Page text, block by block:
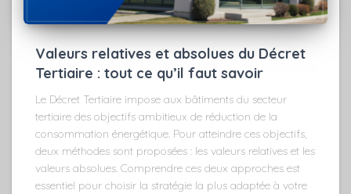
Valeurs relatives et absolues du Décret
Tertiaire : tout ce qu’il faut savoir
Le Décret Tertiaire impose aux bâtiments du secteur
tertiaire des objectifs ambitieux de réduction de la
consommation énergétique. Pour atteindre ces objectifs,
deux méthodes sont proposées : les valeurs relatives et les
valeurs absolues. Comprendre ces deux approches est
essentiel pour choisir la stratégie la plus adaptée à votre